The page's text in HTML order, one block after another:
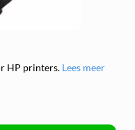
HP printers. Lees meer